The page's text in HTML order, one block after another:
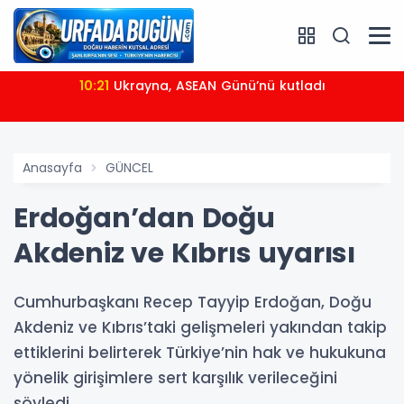
10:21 Ukrayna, ASEAN Günü’nü kutladı
Anasayfa GÜNCEL
Erdoğan’dan Doğu
Akdeniz ve Kıbrıs uyarısı
Cumhurbaşkanı Recep Tayyip Erdoğan, Doğu
Akdeniz ve Kıbrıs’taki gelişmeleri yakından takip
ettiklerini belirterek Türkiye’nin hak ve hukukuna
yönelik girişimlere sert karşılık verileceğini